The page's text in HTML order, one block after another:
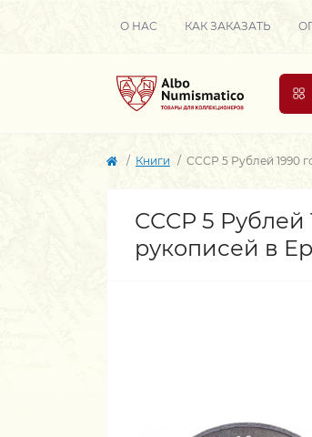
О НАС КАК ЗАКАЗАТЬ
Книги СССР 5 Рублей 1990
СССР 5 Рублей
рукописей в